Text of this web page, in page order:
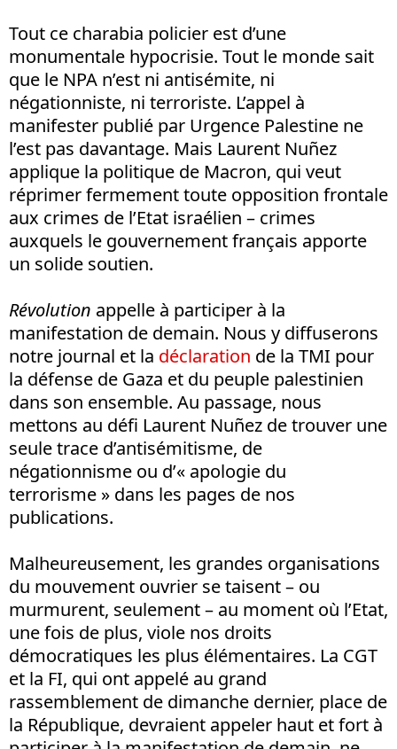
Tout ce charabia policier est d’une
monumentale hypocrisie. Tout le monde sait
que le NPA n’est ni antisémite, ni
négationniste, ni terroriste. L’appel à
manifester publié par Urgence Palestine ne
l’est pas davantage. Mais Laurent Nuñez
applique la politique de Macron, qui veut
réprimer fermement toute opposition frontale
aux crimes de l’Etat israélien – crimes
auxquels le gouvernement français apporte
un solide soutien.
Révolution appelle à participer à la
manifestation de demain. Nous y diffuserons
notre journal et la déclaration de la TMI pour
la défense de Gaza et du peuple palestinien
dans son ensemble. Au passage, nous
mettons au défi Laurent Nuñez de trouver une
seule trace d’antisémitisme, de
négationnisme ou d’« apologie du
terrorisme » dans les pages de nos
publications.
Malheureusement, les grandes organisations
du mouvement ouvrier se taisent – ou
murmurent, seulement – au moment où l’Etat,
une fois de plus, viole nos droits
démocratiques les plus élémentaires. La CGT
et la FI, qui ont appelé au grand
rassemblement de dimanche dernier, place de
la République, devraient appeler haut et fort à